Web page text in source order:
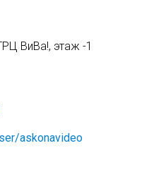
ВиВа!, этаж -1
askonavideo